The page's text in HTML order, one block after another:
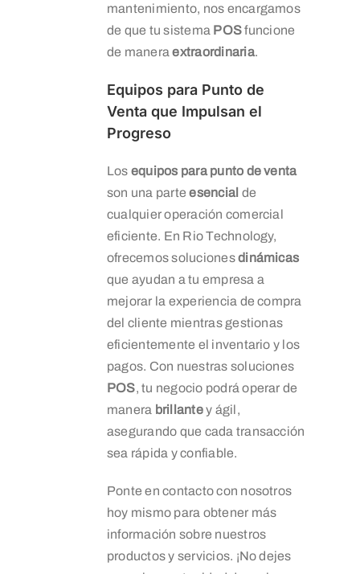
mantenimiento, nos encargamos
de que tu sistema POSfuncione
de maneraextraordinaria.
Equipos para Punto de
Venta que Impulsan el
Progreso
Los equipos para punto de venta
son una parteesencial de
cualquier operación comercial
eficiente. En Rio Technology,
ofrecemos solucionesdinámicas
que ayudan a tu empresa a
mejorar la experiencia de compra
del cliente mientras gestionas
eficientemente el inventario y los
pagos. Con nuestras soluciones
POS, tu negocio podrá operar de
manera brillantey ágil,
asegurando que cada transacción
sea rápida y confiable.
Ponte en contacto con nosotros
hoy mismo para obtener más
información sobre nuestros
productos y servicios. ¡No dejes